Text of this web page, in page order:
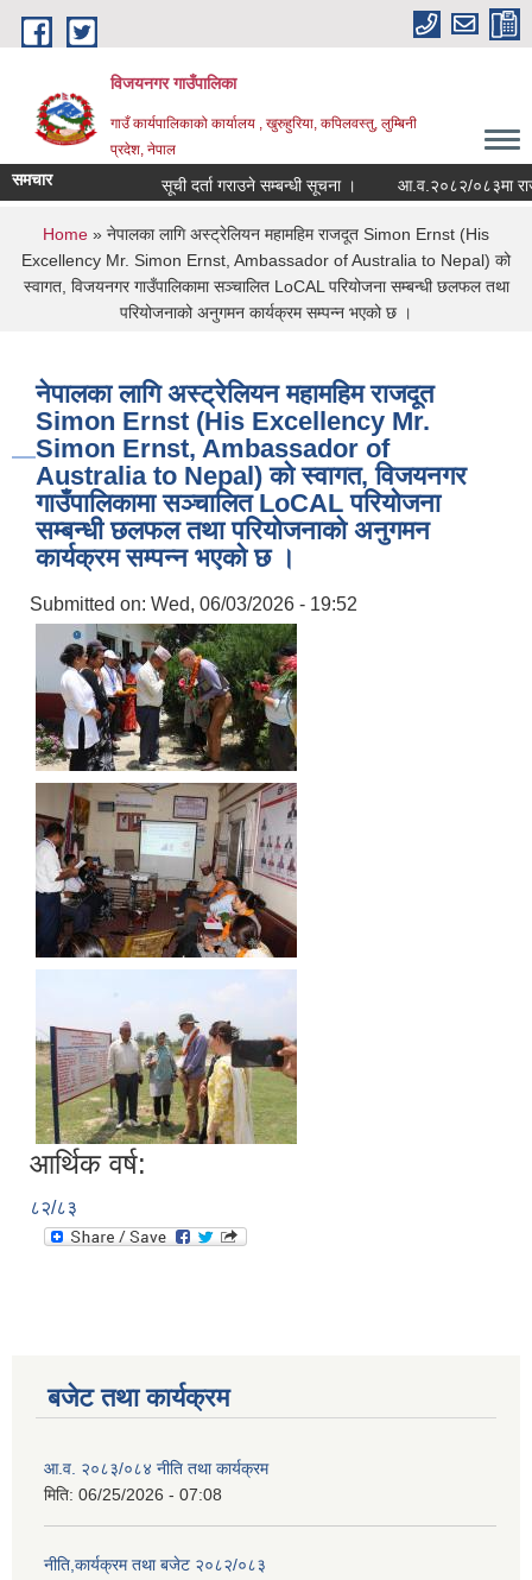
Skip to main content
विजयनगर गाउँपालिका
गाउँ कार्यपालिकाको कार्यालय , खुरुहुरिया, कपिलवस्तु, लुम्बिनी
प्रदेश, नेपाल
समचार सूची दर्ता गराउने सम्बन्धी सूचना । आ.व.२०८२/०८३मा
You are here
Home » नेपालका लागि अस्ट्रेलियन महामहिम राजदूत Simon Ernst (His
Excellency Mr. Simon Ernst, Ambassador of Australia to Nepal) को
स्वागत, विजयनगर गाउँपालिकामा सञ्चालित LoCAL परियोजना सम्बन्धी छलफल तथा
परियोजनाको अनुगमन कार्यक्रम सम्पन्न भएको छ ।
नेपालका लागि अस्ट्रेलियन महामहिम राजदूत
Simon Ernst (His Excellency Mr.
Simon Ernst, Ambassador of
Australia to Nepal) को स्वागत, विजयनगर
गाउँपालिकामा सञ्चालित LoCAL परियोजना
सम्बन्धी छलफल तथा परियोजनाको अनुगमन
कार्यक्रम सम्पन्न भएको छ ।
Submitted on: Wed, 06/03/2026 - 19:52
आर्थिक वर्ष:
८२/८३
बजेट तथा कार्यक्रम
आ.व. २०८३/०८४ नीति तथा कार्यक्रम
मिति: 06/25/2026 - 07:08
नीति,कार्यक्रम तथा बजेट २०८२/०८३